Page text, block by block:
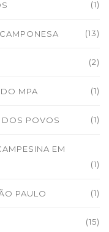
(1)
(13)
(2)
MPA (1)
DOS POVOS (1)
EM
(1)
PAULO (1)
(15)